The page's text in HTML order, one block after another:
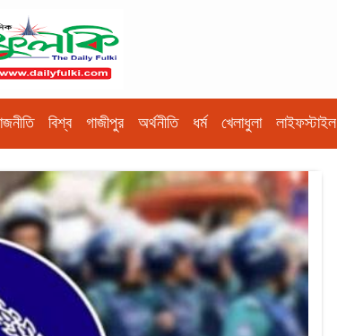
বিশ্ব গাজীপুর অর্থনীতি ধর্ম খেলাধুলা লাইফস্টাইল